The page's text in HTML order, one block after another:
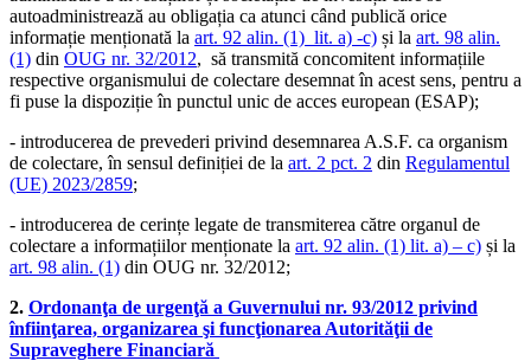
autoadministrează au obligația ca atunci când publică orice
informație menționată la art. 92 alin. (1) lit. a) -c) și la art. 98 alin.
(1) din OUG nr. 32/2012, să transmită concomitent informațiile
respective organismului de colectare desemnat în acest sens, pentru a
fi puse la dispoziție în punctul unic de acces european (ESAP);
- introducerea de prevederi privind desemnarea A.S.F. ca organism
de colectare, în sensul definiției de la art. 2 pct. 2 din Regulamentul
(UE) 2023/2859;
- introducerea de cerințe legate de transmiterea către organul de
colectare a informațiilor menționate la art. 92 alin. (1) lit. a) – c) și la
art. 98 alin. (1) din OUG nr. 32/2012;
2. Ordonanţa de urgenţă a Guvernului nr. 93/2012 privind
înfiinţarea, organizarea şi funcţionarea Autorităţii de
Supraveghere Financiară